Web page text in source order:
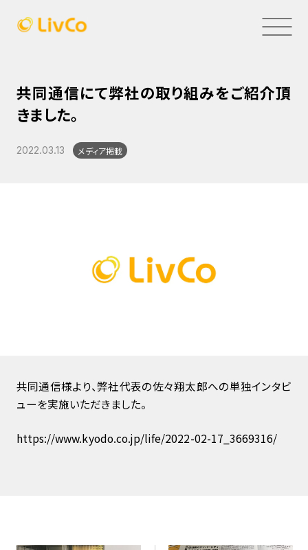
共同通信にて弊社の取り組みをご紹介頂
きました。
2022.03.13 メディア掲載
共同通信様より、弊社代表の佐々翔太郎への単独インタビ
ューを実施いただきました。
https://www.kyodo.co.jp/life/2022-02-17_3669316/